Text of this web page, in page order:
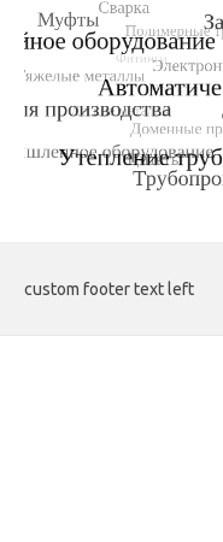
custom footer text left